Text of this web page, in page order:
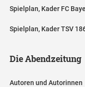
Spielplan, Kader FC
Spielplan, Kader TSV
Die Abendzeitung
Autoren und Autorinnen